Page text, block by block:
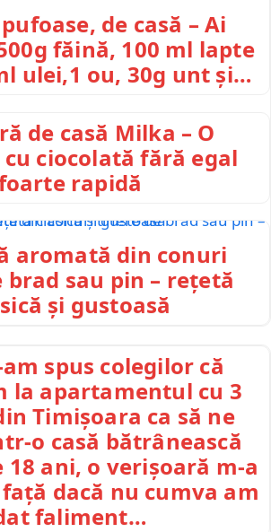
de casă – Ai
făină, 100 ml lapte
ulei,1 ou, 30g unt și…
de casă Milka – O
ciocolată fără egal
rapidă
aromată din conuri
brad sau pin – rețetă
și gustoasă
spus colegilor că
la apartamentul cu 3
Timișoara ca să ne
o casă bătrânească
18 ani, o verișoară m-a
dacă nu cumva am
faliment…